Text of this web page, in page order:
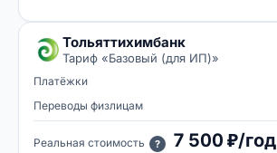
Тольяттихимбанк
Тариф «Базовый (для ИП)»
Платёжки
Переводы физлицам
Реальная стоимость ? 7 500 ₽/год